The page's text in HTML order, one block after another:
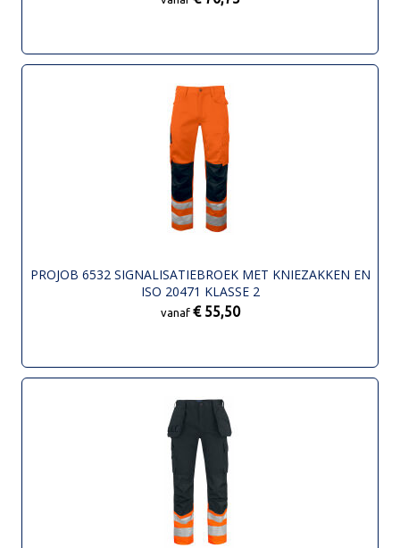
PROJOB 6532 SIGNALISATIEBROEK MET KNIEZAKKEN EN
ISO 20471 KLASSE 2
vanaf € 55,50